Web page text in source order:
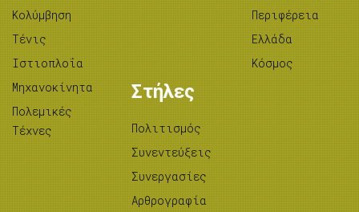
Κολύμβηση
Τένις
Ιστιοπλοΐα
Μηχανοκίνητα
Πολεμικές
Τέχνες
Περιφέρεια
Ελλάδα
Κόσμος
Στήλες
Πολιτισμός
Συνεντεύξεις
Συνεργασίες
Αρθρογραφία